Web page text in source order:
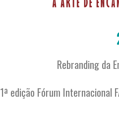
Rebranding da
1ª edição Fórum Internacional